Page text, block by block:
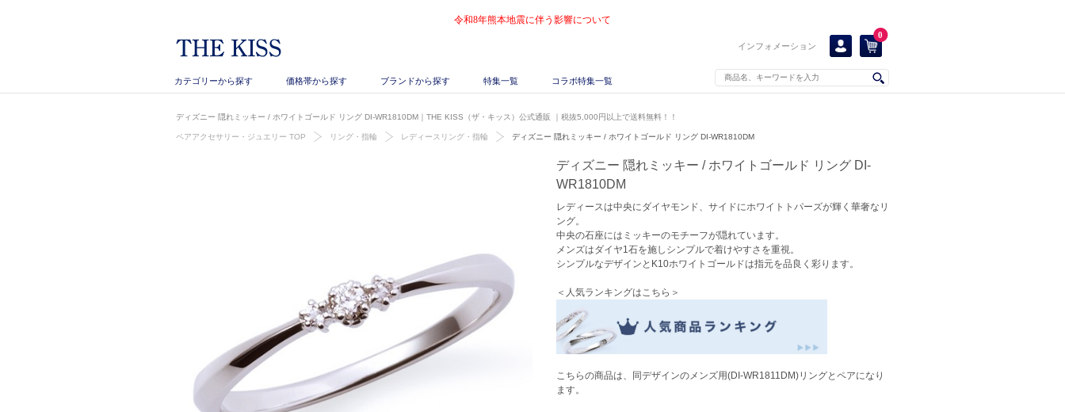
令和8年熊本地震に伴う影響について
インフォメーション
0
カテゴリーから探す 価格帯から探す ブランドから探す 特集一覧 コラボ特集一覧
ディズニー 隠れミッキー / ホワイトゴールド リング DI-WR1810DM｜THE KISS（ザ・キッス）公式通販 ｜税抜5,000円以上で送料無料！！
ペアアクセサリー・ジュエリー TOP リング・指輪 レディースリング・指輪 ディズニー 隠れミッキー / ホワイトゴールド リング DI-WR1810DM
ディズニー 隠れミッキー / ホワイトゴールド リング DI-
WR1810DM
レディースは中央にダイヤモンド、サイドにホワイトトパーズが輝く華奢なリ
ング。
中央の石座にはミッキーのモチーフが隠れています。
メンズはダイヤ1石を施しシンプルで着けやすさを重視。
シンプルなデザインとK10ホワイトゴールドは指元を品良く彩ります。
＜人気ランキングはこちら＞
こちらの商品は、同デザインのメンズ用(DI-WR1811DM)リングとペアになり
ます。